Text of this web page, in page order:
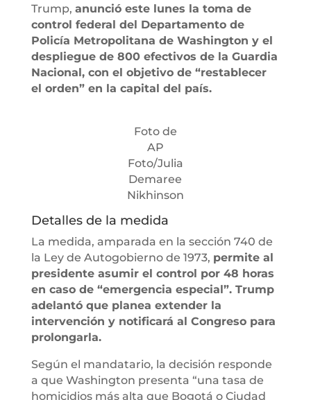
Trump, anunció este lunes la toma de
control federal del Departamento de
Policía Metropolitana de Washington y el
despliegue de 800 efectivos de la Guardia
Nacional, con el objetivo de “restablecer
el orden” en la capital del país.
Foto de
AP
Foto/Julia
Demaree
Nikhinson
Detalles de la medida
La medida, amparada en la sección 740 de
la Ley de Autogobierno de 1973, permite al
presidente asumir el control por 48 horas
en caso de “emergencia especial”. Trump
adelantó que planea extender la
intervención y notificará al Congreso para
prolongarla.
Según el mandatario, la decisión responde
a que Washington presenta “una tasa de
homicidios más alta que Bogotá o Ciudad